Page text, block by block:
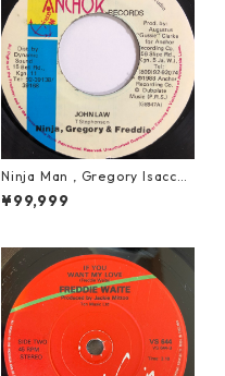
Ninja Man , Gregory Isaccs
& Freddie Mcgregor - John
Low【7-20010】
¥99,999